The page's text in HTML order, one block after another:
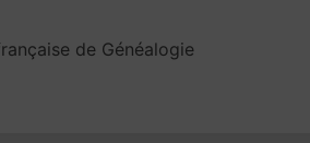
de Généalogie